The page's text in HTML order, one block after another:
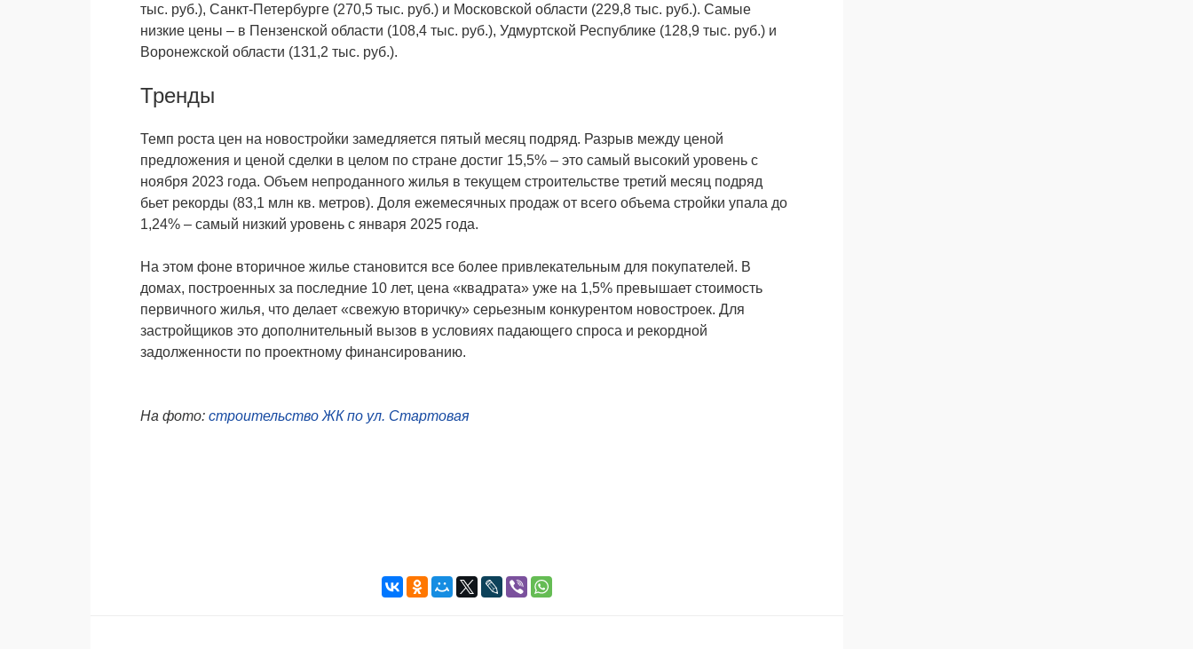
тыс. руб.), Санкт-Петербурге (270,5 тыс. руб.) и Московской области (229,8 тыс. руб.). Самые
низкие цены – в Пензенской области (108,4 тыс. руб.), Удмуртской Республике (128,9 тыс. руб.) и
Воронежской области (131,2 тыс. руб.).
Тренды
Темп роста цен на новостройки замедляется пятый месяц подряд. Разрыв между ценой
предложения и ценой сделки в целом по стране достиг 15,5% – это самый высокий уровень с
ноября 2023 года. Объем непроданного жилья в текущем строительстве третий месяц подряд
бьет рекорды (83,1 млн кв. метров). Доля ежемесячных продаж от всего объема стройки упала до
1,24% – самый низкий уровень с января 2025 года.
На этом фоне вторичное жилье становится все более привлекательным для покупателей. В
домах, построенных за последние 10 лет, цена «квадрата» уже на 1,5% превышает стоимость
первичного жилья, что делает «свежую вторичку» серьезным конкурентом новостроек. Для
застройщиков это дополнительный вызов в условиях падающего спроса и рекордной
задолженности по проектному финансированию.
На фото: строительство ЖК по ул. Стартовая